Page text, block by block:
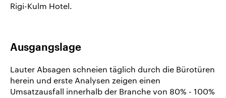
EN
Rigi-Kulm Hotel.
Ausgangslage
Lauter Absagen schneien täglich durch die Bürotüren
herein und erste Analysen zeigen einen
Umsatzausfall innerhalb der Branche von 80% - 100%